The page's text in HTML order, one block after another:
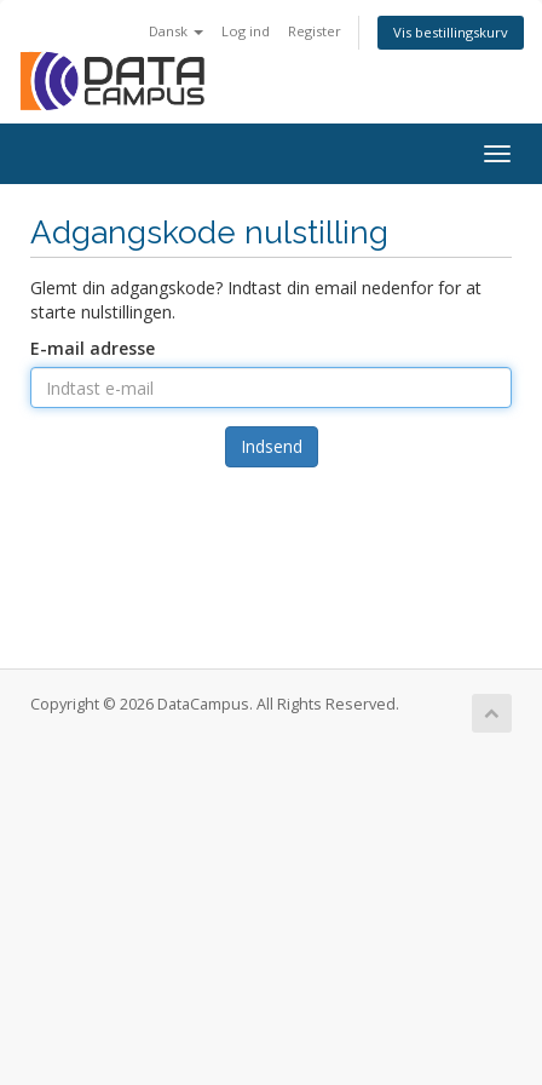
Dansk Log ind Register Vis bestillingskurv
Adgangskode nulstilling
Glemt din adgangskode? Indtast din email nedenfor for at
starte nulstillingen.
E-mail adresse
Indsend
Copyright © 2026 DataCampus. All Rights Reserved.